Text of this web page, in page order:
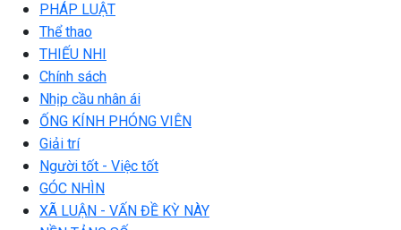
PHÁP LUẬT
Thể thao
THIẾU NHI
Chính sách
Nhịp cầu nhân ái
ỐNG KÍNH PHÓNG VIÊN
Giải trí
Người tốt - Việc tốt
GÓC NHÌN
XÃ LUẬN - VẤN ĐỀ KỲ NÀY